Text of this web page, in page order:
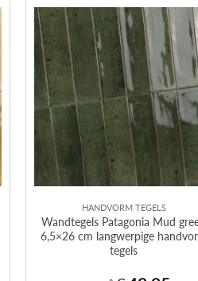
HANDVORM TEGELS
Wandtegels Patagonia Mud
6,5×26 cm langwerpige
tegels